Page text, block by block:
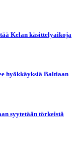
Kelan käsittelyaikoja
hyökkäyksiä Baltiaan
syytetään törkeistä